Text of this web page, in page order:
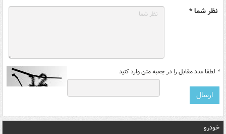
نظر شما *
* لطفا عدد مقابل را در جعبه متن وارد کنید
خودرو